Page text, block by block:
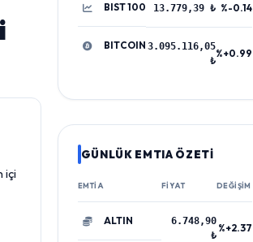
içi
BIST 100 13.779,39 ₺ %-0.14
BITCOIN 3.095.116,05
₺
%+0.99
GÜNLÜK EMTIA ÖZETİ
EMTIA FIYAT DEĞIŞIM
ALTIN
6.748,90
₺
%+2.37